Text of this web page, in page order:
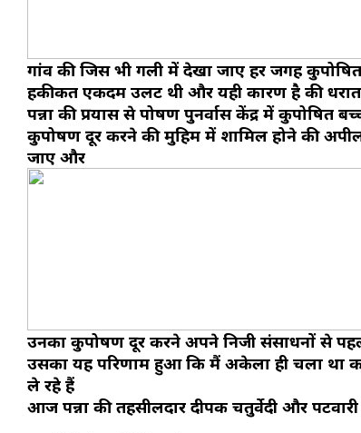
गांव की जिस भी गली में देखा जाए हर जगह
हकीकत एकदम उलट थी और यही कारण है की
पन्ना की प्रयास से पोषण पुनर्वास केंद्र में
कुपोषण दूर करने की मुहिम में शामिल होने की
जाए और
उनका कुपोषण दूर करने अपने निजी संसाधनों से
उसका यह परिणाम हुआ कि मैं अकेला ही चला था
ले रहे हैं
आज पन्ना की तहसीलदार दीपक चतुर्वेदी और